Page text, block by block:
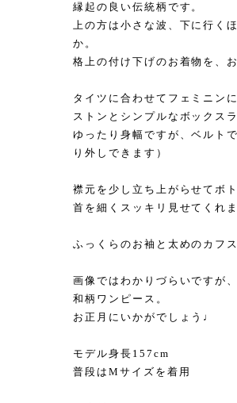
縁起の良い伝統柄です。
上の方は小さな波、下に行く
か。
格上の付け下げのお着物を、
タイツに合わせてフェミニン
ストンとシンプルなボックス
ゆったり身幅ですが、ベルト
り外しできます）
襟元を少し立ち上がらせてボ
首を細くスッキリ見せてくれま
ふっくらのお袖と太めのカフ
画像ではわかりづらいですが
和柄ワンピース。
お正月にいかがでしょう♩
モデル身長157cm
普段はMサイズを着用